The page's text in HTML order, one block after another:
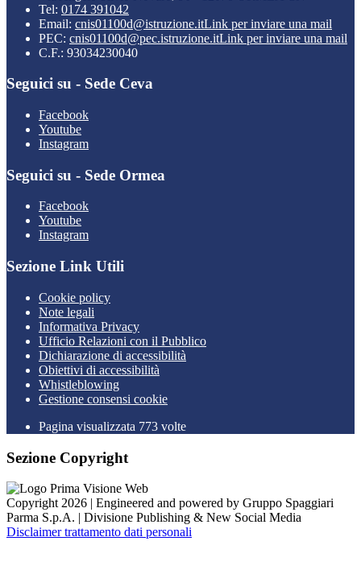
Tel: 0174 391042
Email: cnis01100d@istruzione.itLink per inviare una mail
PEC: cnis01100d@pec.istruzione.itLink per inviare una mail
C.F.: 93034230040
Seguici su - Sede Ceva
Facebook
Youtube
Instagram
Seguici su - Sede Ormea
Facebook
Youtube
Instagram
Sezione Link Utili
Cookie policy
Note legali
Informativa Privacy
Ufficio Relazioni con il Pubblico
Dichiarazione di accessibilità
Obiettivi di accessibilità
Whistleblowing
Gestione consensi cookie
Pagina visualizzata 773 volte
Sezione Copyright
Copyright 2026 | Engineered and powered by Gruppo Spaggiari
Parma S.p.A. | Divisione Publishing & New Social Media
Disclaimer trattamento dati personali